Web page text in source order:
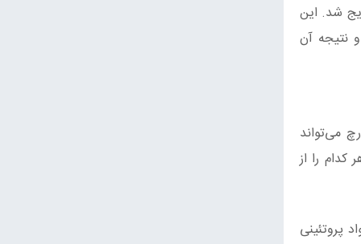
شد. این
نتیجه آن
می‌تواند
را از
پروتئینی